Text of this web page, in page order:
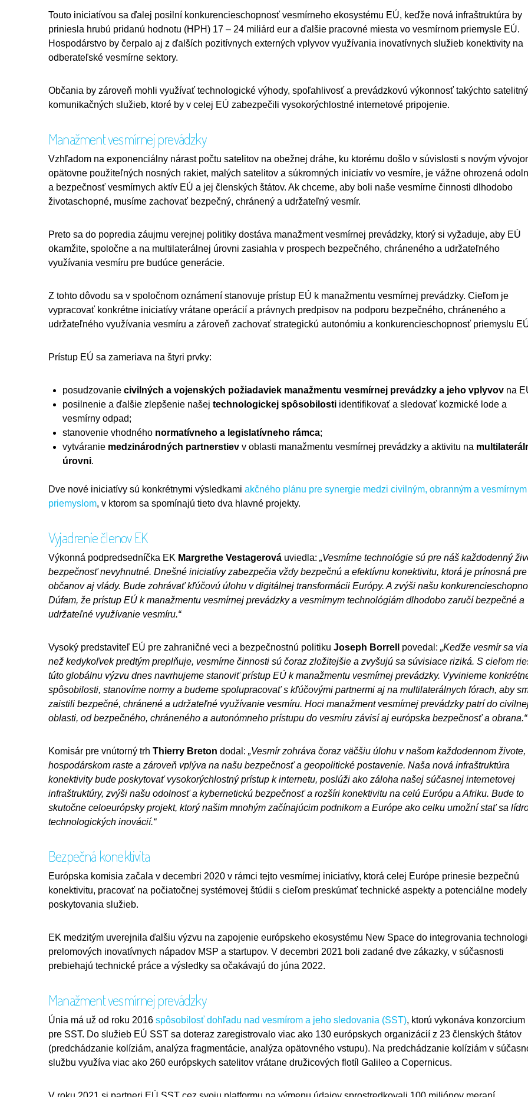
Touto iniciatívou sa ďalej posilní konkurencieschopnosť vesmírneho ekosystému EÚ, keďže nová infraštruktúra by
priniesla hrubú pridanú hodnotu (HPH) 17 – 24 miliárd eur a ďalšie pracovné miesta vo vesmírnom priemysle EÚ.
Hospodárstvo by čerpalo aj z ďalších pozitívnych externých vplyvov využívania inovatívnych služieb konektivity na
odberateľské vesmírne sektory.
Občania by zároveň mohli využívať technologické výhody, spoľahlivosť a prevádzkovú výkonnosť takýchto
komunikačných služieb, ktoré by v celej EÚ zabezpečili vysokorýchlostné internetové pripojenie.
Manažment vesmírnej prevádzky
Vzhľadom na exponenciálny nárast počtu satelitov na obežnej dráhe, ku ktorému došlo v súvislosti s novým
opätovne použiteľných nosných rakiet, malých satelitov a súkromných iniciatív vo vesmíre, je vážne ohrozená
a bezpečnosť vesmírnych aktív EÚ a jej členských štátov. Ak chceme, aby boli naše vesmírne činnosti dlhodobo
životaschopné, musíme zachovať bezpečný, chránený a udržateľný vesmír.
Preto sa do popredia záujmu verejnej politiky dostáva manažment vesmírnej prevádzky, ktorý si vyžaduje, aby EÚ
okamžite, spoločne a na multilaterálnej úrovni zasiahla v prospech bezpečného, chráneného a udržateľného
využívania vesmíru pre budúce generácie.
Z tohto dôvodu sa v spoločnom oznámení stanovuje prístup EÚ k manažmentu vesmírnej prevádzky. Cieľom je
vypracovať konkrétne iniciatívy vrátane operácií a právnych predpisov na podporu bezpečného, chráneného a
udržateľného využívania vesmíru a zároveň zachovať strategickú autonómiu a konkurencieschopnosť priemyslu
Prístup EÚ sa zameriava na štyri prvky:
posudzovanie civilných a vojenských požiadaviek manažmentu vesmírnej prevádzky a jeho vplyvov na
posilnenie a ďalšie zlepšenie našej technologickej spôsobilosti identifikovať a sledovať kozmické lode a
vesmírny odpad;
stanovenie vhodného normatívneho a legislatívneho rámca;
vytváranie medzinárodných partnerstiev v oblasti manažmentu vesmírnej prevádzky a aktivitu na
úrovni.
Dve nové iniciatívy sú konkrétnymi výsledkami akčného plánu pre synergie medzi civilným, obranným a vesmírnym
priemyslom, v ktorom sa spomínajú tieto dva hlavné projekty.
Vyjadrenie členov EK
Výkonná podpredsedníčka EK Margrethe Vestagerová uviedla: „Vesmírne technológie sú pre náš každodenný
bezpečnosť nevyhnutné. Dnešné iniciatívy zabezpečia vždy bezpečnú a efektívnu konektivitu, ktorá je prínosná pre
občanov aj vlády. Bude zohrávať kľúčovú úlohu v digitálnej transformácii Európy. A zvýši našu
Dúfam, že prístup EÚ k manažmentu vesmírnej prevádzky a vesmírnym technológiám dlhodobo zaručí bezpečné a
udržateľné využívanie vesmíru.“
Vysoký predstaviteľ EÚ pre zahraničné veci a bezpečnostnú politiku Joseph Borrell povedal: „Keďže vesmír sa
než kedykoľvek predtým preplňuje, vesmírne činnosti sú čoraz zložitejšie a zvyšujú sa súvisiace riziká. S cieľom
túto globálnu výzvu dnes navrhujeme stanoviť prístup EÚ k manažmentu vesmírnej prevádzky. Vyvinieme
spôsobilosti, stanovíme normy a budeme spolupracovať s kľúčovými partnermi aj na multilaterálnych fórach, aby
zaistili bezpečné, chránené a udržateľné využívanie vesmíru. Hoci manažment vesmírnej prevádzky patrí do
oblasti, od bezpečného, chráneného a autonómneho prístupu do vesmíru závisí aj európska bezpečnosť a obrana.“
Komisár pre vnútorný trh Thierry Breton dodal: „Vesmír zohráva čoraz väčšiu úlohu v našom každodennom živote,
hospodárskom raste a zároveň vplýva na našu bezpečnosť a geopolitické postavenie. Naša nová infraštruktúra
konektivity bude poskytovať vysokorýchlostný prístup k internetu, poslúži ako záloha našej súčasnej internetovej
infraštruktúry, zvýši našu odolnosť a kybernetickú bezpečnosť a rozšíri konektivitu na celú Európu a Afriku. Bude to
skutočne celoeurópsky projekt, ktorý našim mnohým začínajúcim podnikom a Európe ako celku umožní stať sa
technologických inovácií.“
Bezpečná konektivita
Európska komisia začala v decembri 2020 v rámci tejto vesmírnej iniciatívy, ktorá celej Európe prinesie bezpečnú
konektivitu, pracovať na počiatočnej systémovej štúdii s cieľom preskúmať technické aspekty a potenciálne modely
poskytovania služieb.
EK medzitým uverejnila ďalšiu výzvu na zapojenie európskeho ekosystému New Space do integrovania
prelomových inovatívnych nápadov MSP a startupov. V decembri 2021 boli zadané dve zákazky, v súčasnosti
prebiehajú technické práce a výsledky sa očakávajú do júna 2022.
Manažment vesmírnej prevádzky
Únia má už od roku 2016 spôsobilosť dohľadu nad vesmírom a jeho sledovania (SST), ktorú vykonáva konzorcium
pre SST. Do služieb EÚ SST sa doteraz zaregistrovalo viac ako 130 európskych organizácií z 23 členských štátov
(predchádzanie kolíziám, analýza fragmentácie, analýza opätovného vstupu). Na predchádzanie kolíziám v
službu využíva viac ako 260 európskych satelitov vrátane družicových flotíl Galileo a Copernicus.